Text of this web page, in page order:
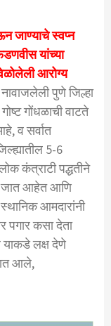
जाण्याचे स्वप्न
यांच्या
आरोग्य
नावाजलेली पुणे जिल्हा
गोंधळाची वाटते
व सर्वात
5-6
कंत्राटी पद्धतीने
जात आहेत आणि
आमदारांनी
पगार कसा देता
लक्ष देणे
आले,